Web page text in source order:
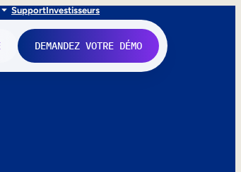
SupportInvestisseurs
DEMANDEZ VOTRE DÉMO